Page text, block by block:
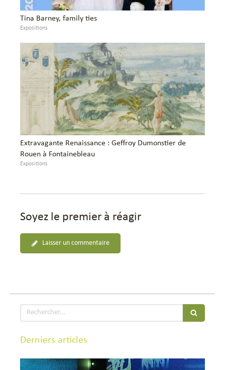
Tina Barney, family ties
Expositions
Extravagante Renaissance : Geffroy Dumonstier de
Rouen à Fontainebleau
Expositions
Soyez le premier à réagir
Laisser un commentaire
Rechercher
Derniers articles